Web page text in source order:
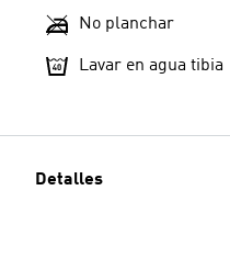
No planchar
Lavar en agua tibia
Detalles